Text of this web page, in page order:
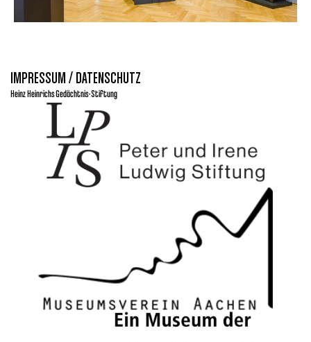
IMPRESSUM / DATENSCHUTZ
Heinz Heinrichs Gedächtnis-Stiftung